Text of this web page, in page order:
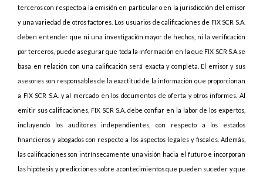
terceros con respecto a la emisión en particular o en la jurisdicción del emisor
y una variedad de otros factores. Los usuarios de calificaciones de FIX SCR S.A.
deben entender que ni una investigación mayor de hechos, ni la verificación
por terceros, puede asegurar que toda la información en la que FIX SCR S.A.se
basa en relación con una calificación será exacta y completa. El emisor y sus
asesores son responsables de la exactitud de la información que proporcionan
a FIX SCR S.A. y al mercado en los documentos de oferta y otros informes. Al
emitir sus calificaciones, FIX SCR S.A. debe confiar en la labor de los expertos,
incluyendo los auditores independientes, con respecto a los estados
financieros y abogados con respecto a los aspectos legales y fiscales. Además,
las calificaciones son intrínsecamente una visión hacia el futuro e incorporan
las hipótesis y predicciones sobre acontecimientos que pueden suceder y que